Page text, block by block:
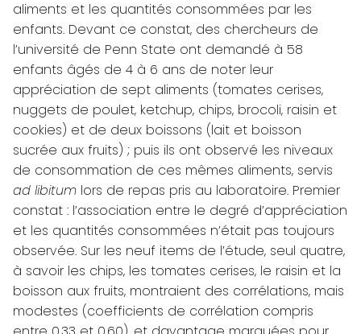
aliments et les quantités consommées par les
enfants. Devant ce constat, des chercheurs de
l’université de Penn State ont demandé à 58
enfants âgés de 4 à 6 ans de noter leur
appréciation de sept aliments (tomates cerises,
nuggets de poulet, ketchup, chips, brocoli, raisin et
cookies) et de deux boissons (lait et boisson
sucrée aux fruits) ; puis ils ont observé les niveaux
de consommation de ces mêmes aliments, servis
ad libitum lors de repas pris au laboratoire. Premier
constat : l’association entre le degré d’appréciation
et les quantités consommées n’était pas toujours
observée. Sur les neuf items de l’étude, seul quatre,
à savoir les chips, les tomates cerises, le raisin et la
boisson aux fruits, montraient des corrélations, mais
modestes (coefficients de corrélation compris